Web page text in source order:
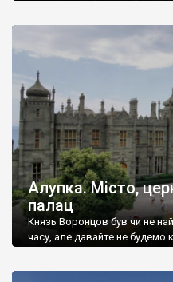
Алупка. Місто,
палац
Князь Воронцов був чи не
часу, але давайте не